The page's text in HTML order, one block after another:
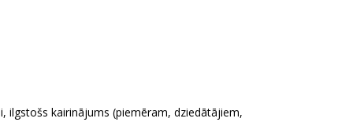
ilgstošs kairinājums (piemēram, dziedātājiem,